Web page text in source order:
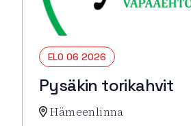
ELO 06 2026
Pysäkin torikahvit
Hämeenlinna